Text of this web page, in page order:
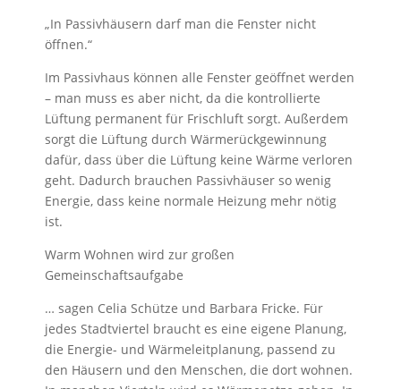
„In Passivhäusern darf man die Fenster nicht
öffnen.“
Im Passivhaus können alle Fenster geöffnet werden
– man muss es aber nicht, da die kontro­llierte
Lüftung permanent für Frischluft sorgt. Außerdem
sorgt die Lüftung durch Wärme­rück­gewinnung
dafür, dass über die Lüftung keine Wärme verloren
geht. Dadurch brauchen Passiv­häuser so wenig
Energie, dass keine normale Heizung mehr nötig
ist.
Warm Wohnen wird zur großen
Gemeinschaftsaufgabe
… sagen Celia Schütze und Barbara Fricke. Für
jedes Stadtviertel braucht es eine eigene Planung,
die Energie- und Wärmeleitplanung, passend zu
den Häusern und den Menschen, die dort wohnen.